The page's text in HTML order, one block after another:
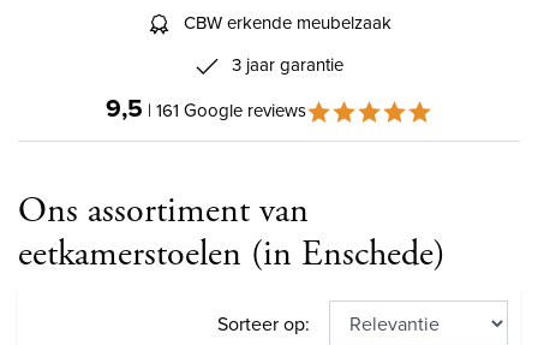
CBW erkende meubelzaak
3 jaar garantie
9,5 | 161 Google reviews
Ons assortiment van
eetkamerstoelen (in Enschede)
Sorteer op: